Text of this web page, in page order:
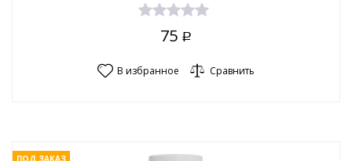
75 Р
В избранное Сравнить